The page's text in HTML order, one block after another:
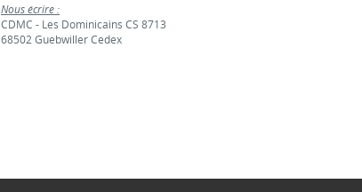
Nous écrire :
CDMC - Les Dominicains CS 8713
68502 Guebwiller Cedex